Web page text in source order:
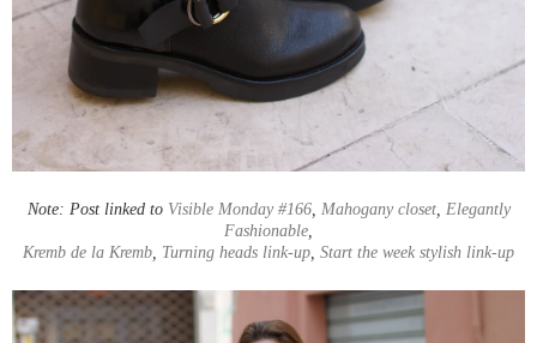
Note: Post linked to Visible Monday #166, Mahogany closet, Elegantly
Fashionable,
Kremb de la Kremb, Turning heads link-up, Start the week stylish link-up